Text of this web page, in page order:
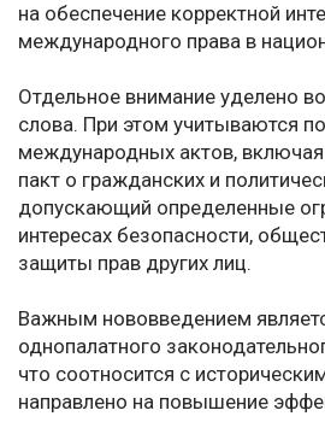
на обеспечение корректной
международного права в
Отдельное внимание уделено
слова. При этом учитываются
международных актов,
пакт о гражданских и
допускающий определенные
интересах безопасности,
защиты прав других лиц.
Важным нововведением
однопалатного
что соотносится с
направлено на повышение